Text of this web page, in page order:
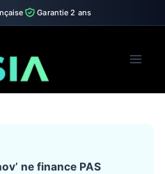
Garantie 2 ans
ne finance PAS